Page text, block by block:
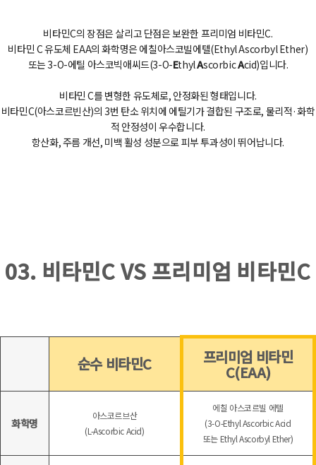
비타민C의 장점은 살리고 단점은 보완한 프리미엄 비타민C.
비타민 C 유도체 EAA의 화학명은 에칠아스코빌에텔(Ethyl Ascorbyl Ether)
또는 3-O-에틸 아스코빅애씨드(3-O-EthylAscorbicAcid)입니다.
비타민 C를 변형한 유도체로, 안정화된 형태입니다.
비타민C(아스코르빈산)의 3번 탄소 위치에 에틸기가 결합된 구조로, 물리적·화학
적 안정성이 우수합니다.
항산화, 주름 개선, 미백 활성 성분으로 피부 투과성이 뛰어납니다.
03. 비타민C VS 프리미엄 비타민C
순수 비타민C 프리미엄 비타민
C(EAA)
화학명
아스코르브산
(L-Ascorbic Acid)
에칠 아스코르빌 에텔
(3-O-Ethyl Ascorbic Acid
또는 Ethyl Ascorbyl Ether)